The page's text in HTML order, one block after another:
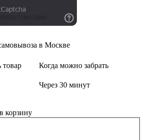
в Москве
Когда можно забрать
Через 30 минут
корзину